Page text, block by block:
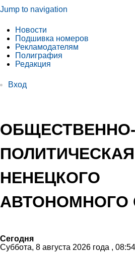
Jump to navigation
Новости
Подшивка номеров
Рекламодателям
Полиграфия
Редакция
Вход
ОБЩЕСТВЕННО-
ПОЛИТИЧЕСКАЯ
НЕНЕЦКОГО
АВТОНОМНОГО
Сегодня
Суббота, 8 августа 2026 года , 08:54